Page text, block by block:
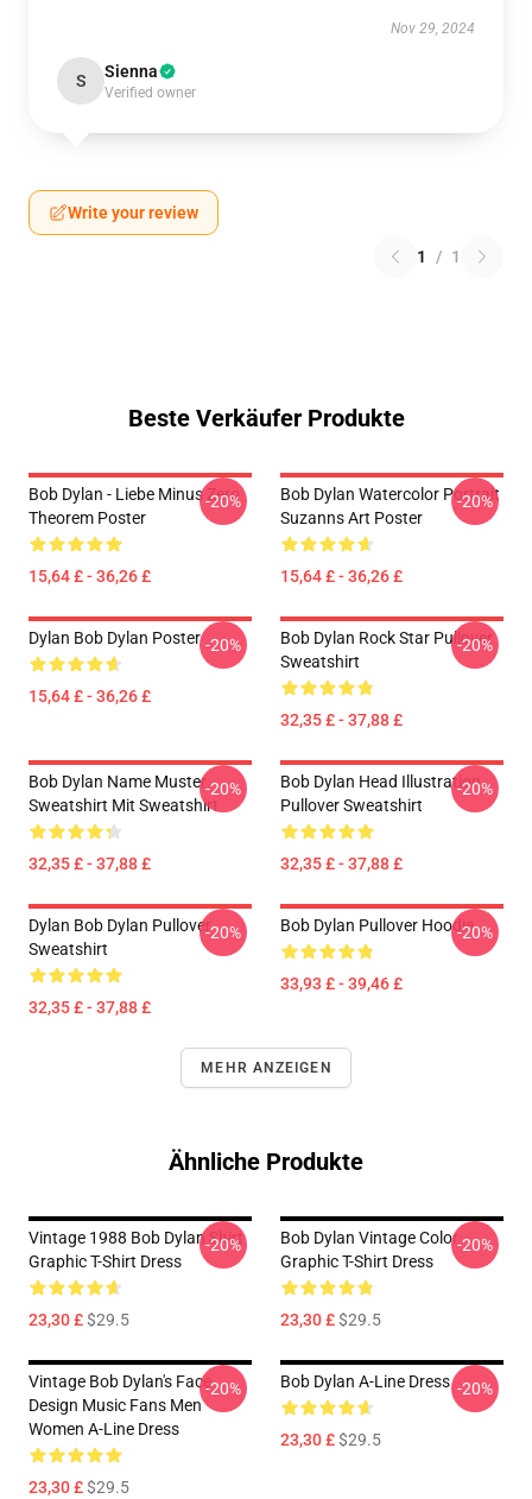
Nov 29, 2024
S Sienna
Verified owner
Write your review
1 / 1
Beste Verkäufer Produkte
Bob Dylan - Liebe Minus Zero
Theorem Poster
15,64 £ - 36,26 £
-20%
Bob Dylan Watercolor Portrait
Suzanns Art Poster
15,64 £ - 36,26 £
-20%
Dylan Bob Dylan Poster
15,64 £ - 36,26 £
-20%
Bob Dylan Rock Star Pullover
Sweatshirt
32,35 £ - 37,88 £
-20%
Bob Dylan Name Muster
Sweatshirt Mit Sweatshirt
32,35 £ - 37,88 £
-20%
Bob Dylan Head Illustration
Pullover Sweatshirt
32,35 £ - 37,88 £
-20%
Dylan Bob Dylan Pullover
Sweatshirt
32,35 £ - 37,88 £
-20% Bob Dylan Pullover Hoodie
33,93 £ - 39,46 £
-20%
MEHR ANZEIGEN
Ähnliche Produkte
Vintage 1988 Bob Dylan Shirt
Graphic T-Shirt Dress
23,30 £$29.5
-20%
Bob Dylan Vintage Color
Graphic T-Shirt Dress
23,30 £$29.5
-20%
Vintage Bob Dylan's Face
Design Music Fans Men
Women A-Line Dress
23,30 £$29.5
-20% Bob Dylan A-Line Dress
23,30 £$29.5
-20%